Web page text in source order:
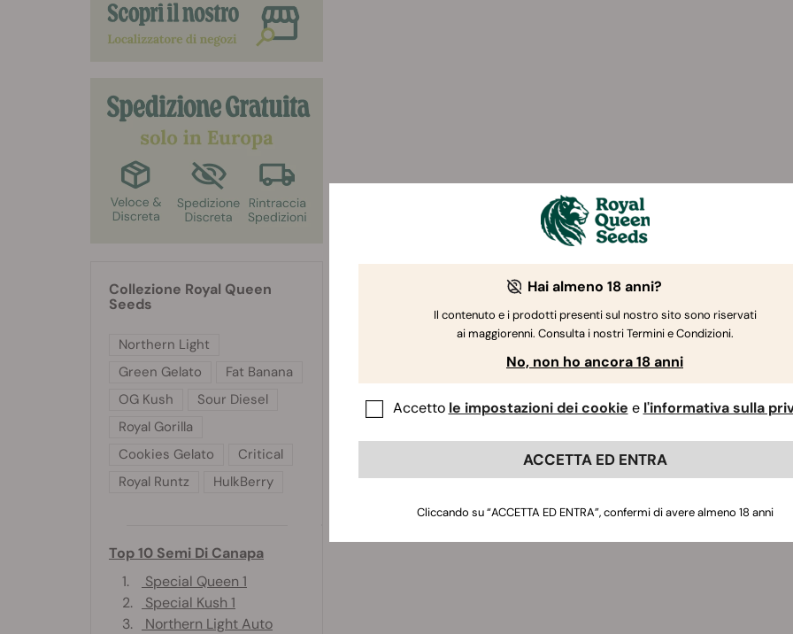
Collezione Royal Queen
Seeds
Northern Light
Green Gelato
Fat Banana
OG Kush
Sour Diesel
Royal Gorilla
Cookies Gelato
Critical
Royal Runtz
HulkBerry
Top 10 Semi Di Canapa
1.
Special Queen 1
2.
Special Kush 1
3.
Northern Light Auto
Hai almeno 18 anni?
Il contenuto e i prodotti presenti sul nostro sito sono riservati
ai maggiorenni. Consulta i nostri Termini e Condizioni.
No, non ho ancora 18 anni
Accetto le impostazioni dei cookie e l'informativa sulla
ACCETTA ED ENTRA
Cliccando su “ACCETTA ED ENTRA”, confermi di avere almeno 18 anni